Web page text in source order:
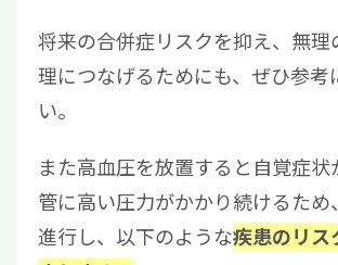
将来の合併症リスクを抑え、無理
理につなげるためにも、ぜひ参考
い。
また高血圧を放置すると自覚症状
管に高い圧力がかかり続けるた
進行し、以下のような疾患のリス